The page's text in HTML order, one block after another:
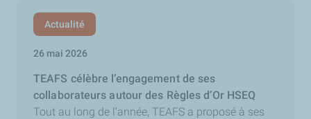
Actualité
26 mai 2026
TEAFS célèbre l’engagement de ses
collaborateurs autour des Règles d’Or HSEQ
Tout au long de l’année, TEAFS a proposé à ses